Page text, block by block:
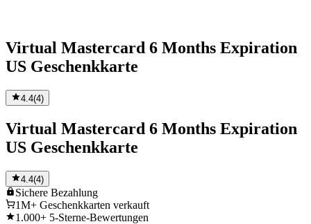
Virtual Mastercard 6 Months Expiration
US Geschenkkarte
4.4(4)
Virtual Mastercard 6 Months Expiration
US Geschenkkarte
4.4(4)
Sichere Bezahlung
1M+ Geschenkkarten verkauft
1.000+ 5-Sterne-Bewertungen